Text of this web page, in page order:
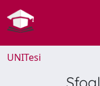
UNITesi